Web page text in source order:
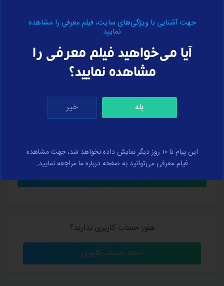
ورود به حساب کاربری
کلمه عبور خود را فراموش کرده‌اید؟
هنوز حساب کاربری ندارید؟
ایجاد حساب کاربری
جهت آشنایی با ویژگی‌های سایت، فیلم معرفی را مشاهده
نمایید
آیا می‌خواهید فیلم معرفی را
مشاهده نمایید؟
بله خیر
این پیام تا 10 روز دیگر نمایش داده نخواهد شد، جهت مشاهده
فیلم معرفی می‌توانید به صفحه درباره ما مراجعه نمایید.